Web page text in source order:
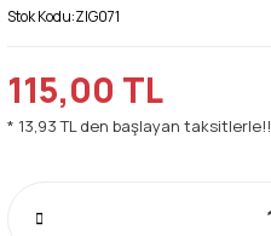
Stok Kodu:ZIG071
115,00 TL
* 13,93 TL den başlayan taksitlerle!!